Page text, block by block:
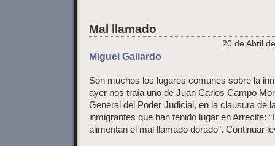
Mal llamado
20 de Abril
Miguel Gallardo
Son muchos los lugares comunes sobre la
ayer nos traía uno de Juan Carlos Campo
General del Poder Judicial, en la clausura de
inmigrantes que han tenido lugar en Arrecife:
alimentan el mal llamado dorado”. Continuar